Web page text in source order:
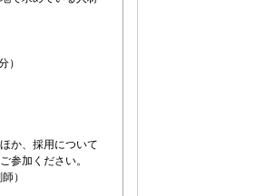
）
か、採用について
参加ください。
）